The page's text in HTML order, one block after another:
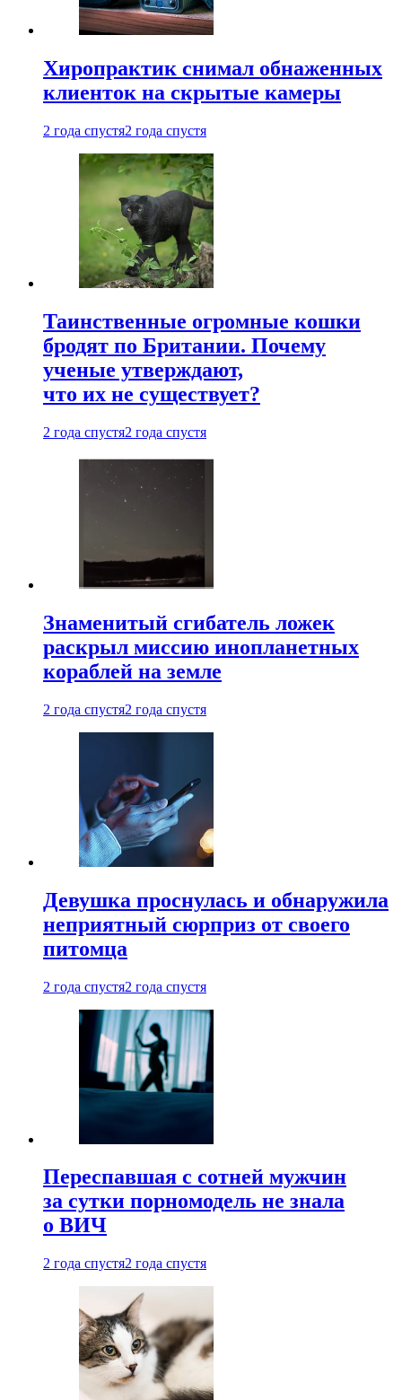
Хиропрактик снимал обнаженных
клиенток на скрытые камеры
2 года спустя2 года спустя
Таинственные огромные кошки
бродят по Британии. Почему
ученые утверждают,
что их не существует?
2 года спустя2 года спустя
Знаменитый сгибатель ложек
раскрыл миссию инопланетных
кораблей на земле
2 года спустя2 года спустя
Девушка проснулась и обнаружила
неприятный сюрприз от своего
питомца
2 года спустя2 года спустя
Переспавшая с сотней мужчин
за сутки порномодель не знала
о ВИЧ
2 года спустя2 года спустя